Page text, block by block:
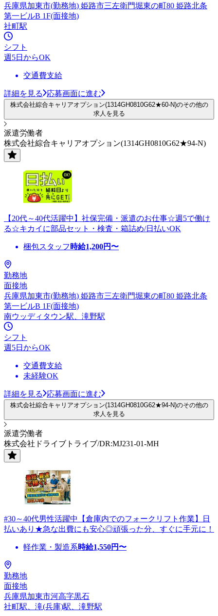
兵庫県加東市(勤務地) 姫路市三左衛門堀東の町80 姫路北条
第一ビルB 1F(面接地)
社町駅
シフト
週5日からOK
交通費支給
詳細を見る 応募画面に進む
株式会社綜合キャリアオプション(1314GH0810G62★60-N)のその他の
求人を見る
派遣労働者
株式会社綜合キャリアオプション(1314GH0810G62★94-N)
【20代～40代活躍中】社保完備・派遣のお仕事☆週5で働け
る☆キカイに部品セット・検査・箱詰め/日払いOK
梱包スタッフ 時給1,200円〜
勤務地
面接地
兵庫県加東市(勤務地) 姫路市三左衛門堀東の町80 姫路北条
第一ビルB 1F(面接地)
南ウッディタウン駅、滝野駅
シフト
週5日からOK
交通費支給
未経験OK
詳細を見る 応募画面に進む
株式会社綜合キャリアオプション(1314GH0810G62★94-N)のその他の
求人を見る
派遣労働者
株式会社ドライブトライブ/DR:MJ231-01-MH
#30～40代男性活躍中【倉庫内でのフォークリフト作業】日
払いあり★急な出費にも安心◎頑張った分、すぐに手元に！
軽作業・製造系時給1,550円〜
勤務地
面接地
兵庫県加東市河高字黒石
社町駅、滝(兵庫)駅、滝野駅